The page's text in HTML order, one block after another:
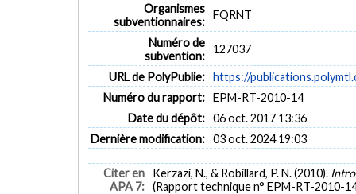
Organismes
subventionnaires:
FQRNT
Numéro de
subvention:
127037
URL de PolyPublie: https://
Numéro du rapport: EPM-RT-2010-14
Date du dépôt: 06 oct. 2017 13:36
Dernière modification: 03 oct. 2024 19:03
Citer en
APA 7:
Kerzazi, N., & Robillard, P. N. (2010).
(Rapport technique n° EPM-RT-2010-